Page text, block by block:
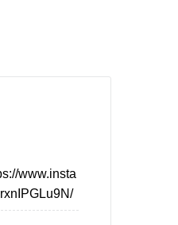
www.insta